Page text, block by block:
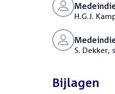
H.G.J.
S.
Bijlagen